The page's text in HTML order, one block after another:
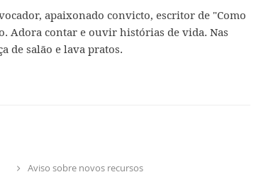
apaixonado convicto, escritor de "Como
Adora contar e ouvir histórias de vida. Nas
de salão e lava pratos.
Aviso sobre novos recursos